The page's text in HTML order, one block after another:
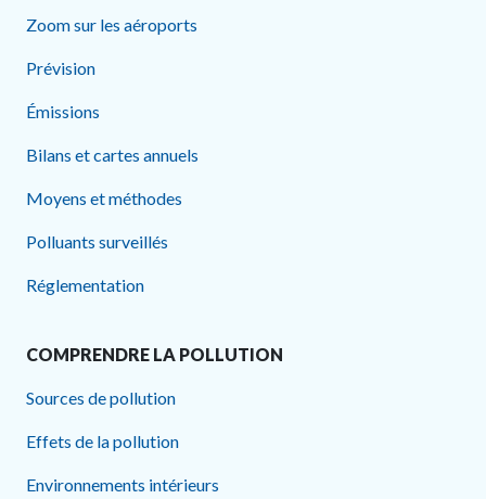
Zoom sur les aéroports
Prévision
Émissions
Bilans et cartes annuels
Moyens et méthodes
Polluants surveillés
Réglementation
COMPRENDRE LA POLLUTION
Sources de pollution
Effets de la pollution
Environnements intérieurs